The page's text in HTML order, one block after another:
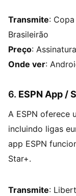
Transmite:
Brasileirão
Preço:
Onde ver:
6. ESPN App /
A ESPN oferece
incluindo ligas
app ESPN
Star+.
Transmite: